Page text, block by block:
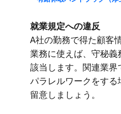
就業規定への​違反
A社の​勤務で​得た​顧客
業務に​使えば、​守秘義
該当します。​関連業界
パラレルワークを​する​
留意しましょう。